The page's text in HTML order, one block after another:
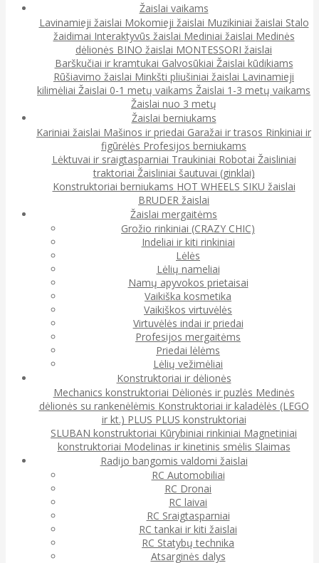
Žaislai vaikams
Lavinamieji žaislai Mokomieji žaislai Muzikiniai žaislai Stalo
žaidimai Interaktyvūs žaislai Mediniai žaislai Medinės
dėlionės BINO žaislai MONTESSORI žaislai
Barškučiai ir kramtukai Galvosūkiai Žaislai kūdikiams
Rūšiavimo žaislai Minkšti pliušiniai žaislai Lavinamieji
kilimėliai Žaislai 0-1 metų vaikams Žaislai 1-3 metų vaikams
Žaislai nuo 3 metų
Žaislai berniukams
Kariniai žaislai Mašinos ir priedai Garažai ir trasos Rinkiniai ir
figūrėlės Profesijos berniukams
Lėktuvai ir sraigtasparniai Traukiniai Robotai Žaisliniai
traktoriai Žaisliniai šautuvai (ginklai)
Konstruktoriai berniukams HOT WHEELS SIKU žaislai
BRUDER žaislai
Žaislai mergaitėms
Grožio rinkiniai (CRAZY CHIC)
Indeliai ir kiti rinkiniai
Lėlės
Lėlių nameliai
Namų apyvokos prietaisai
Vaikiška kosmetika
Vaikiškos virtuvėlės
Virtuvėlės indai ir priedai
Profesijos mergaitėms
Priedai lėlėms
Lėlių vežimėliai
Konstruktoriai ir dėlionės
Mechanics konstruktoriai Dėlionės ir puzlės Medinės
dėlionės su rankenėlėmis Konstruktoriai ir kaladėlės (LEGO
ir kt.) PLUS PLUS konstruktoriai
SLUBAN konstruktoriai Kūrybiniai rinkiniai Magnetiniai
konstruktoriai Modelinas ir kinetinis smėlis Slaimas
Radijo bangomis valdomi žaislai
RC Automobiliai
RC Dronai
RC laivai
RC Sraigtasparniai
RC tankai ir kiti žaislai
RC Statybų technika
Atsarginės dalys